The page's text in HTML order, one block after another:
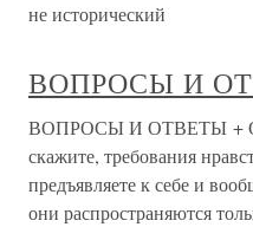
не исторический
ВОПРОСЫ И
ВОПРОСЫ И ОТВЕТЫ +
скажите, требования
предъявляете к себе и
они распространяются